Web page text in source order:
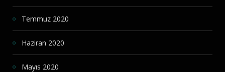
Temmuz 2020
Haziran 2020
Mayıs 2020